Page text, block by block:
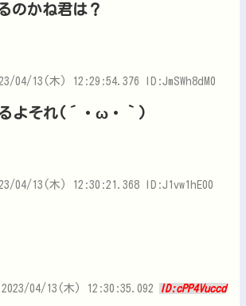
のかね君は？
04/13(木) 12:29:54.376 ID:JmSWh8dM0
よそれ(´・ω・｀)
04/13(木) 12:30:21.368 ID:J1vw1hE00
2023/04/13(木) 12:30:35.092 ID:cPP4Vuccd